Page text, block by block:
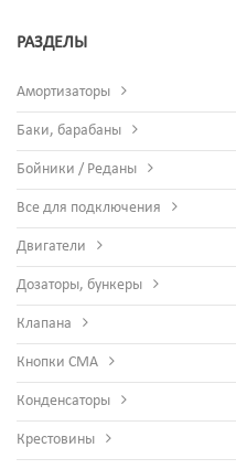
РАЗДЕЛЫ
Амортизаторы
Баки, барабаны
Бойники / Реданы
Все для подключения
Двигатели
Дозаторы, бункеры
Клапана
Кнопки СМА
Конденсаторы
Крестовины